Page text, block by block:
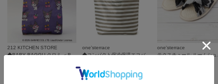
212 KITCHEN STORE
◆BABY BAGGU クロミ ＜BAGGU バグゥ＞
one'sterrace
◆コンパクト保冷保温エコバッグ
one'sterrace
テ